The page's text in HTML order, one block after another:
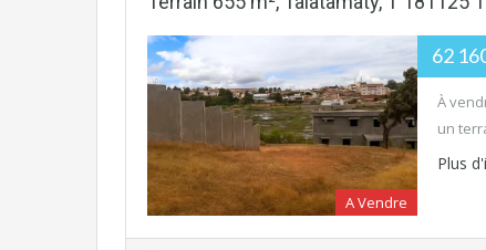
A Vendre
62
À
un
Plus